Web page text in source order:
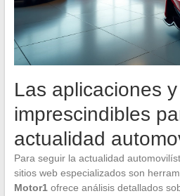
Las aplicaciones
imprescindibles
actualidad
Para seguir la actualidad
sitios web especializados son
Motor1ofrece análisis detallados